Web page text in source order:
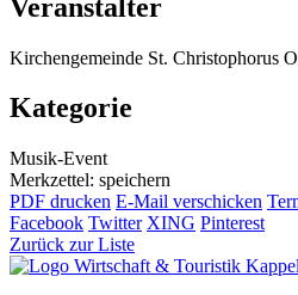
Veranstalter
Kirchengemeinde St. Christophorus
Kategorie
Musik-Event
Merkzettel: speichern
PDF drucken E-Mail verschicken
Facebook Twitter XING Pinterest
Zurück zur Liste